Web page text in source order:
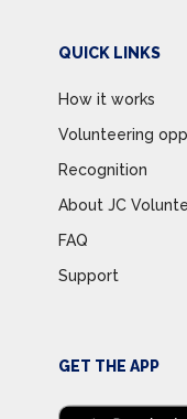
QUICK LINKS
How it works
Volunteering
Recognition
About JC
FAQ
Support
GET THE APP